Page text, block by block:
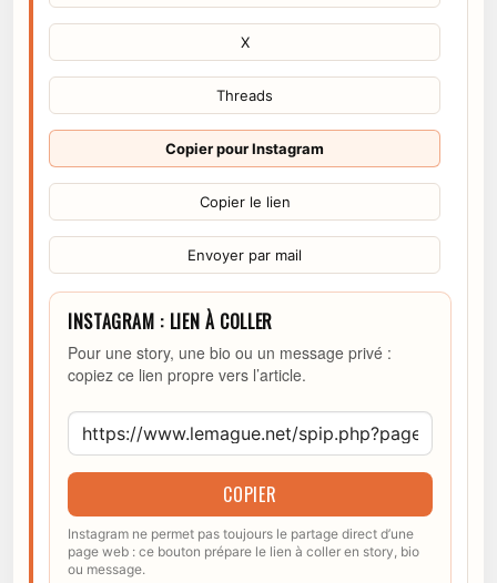
X
Threads
Copier pour Instagram
Copier le lien
Envoyer par mail
INSTAGRAM : LIEN À COLLER
Pour une story, une bio ou un message privé :
copiez ce lien propre vers l’article.
COPIER
Instagram ne permet pas toujours le partage direct d’une
page web : ce bouton prépare le lien à coller en story, bio
ou message.